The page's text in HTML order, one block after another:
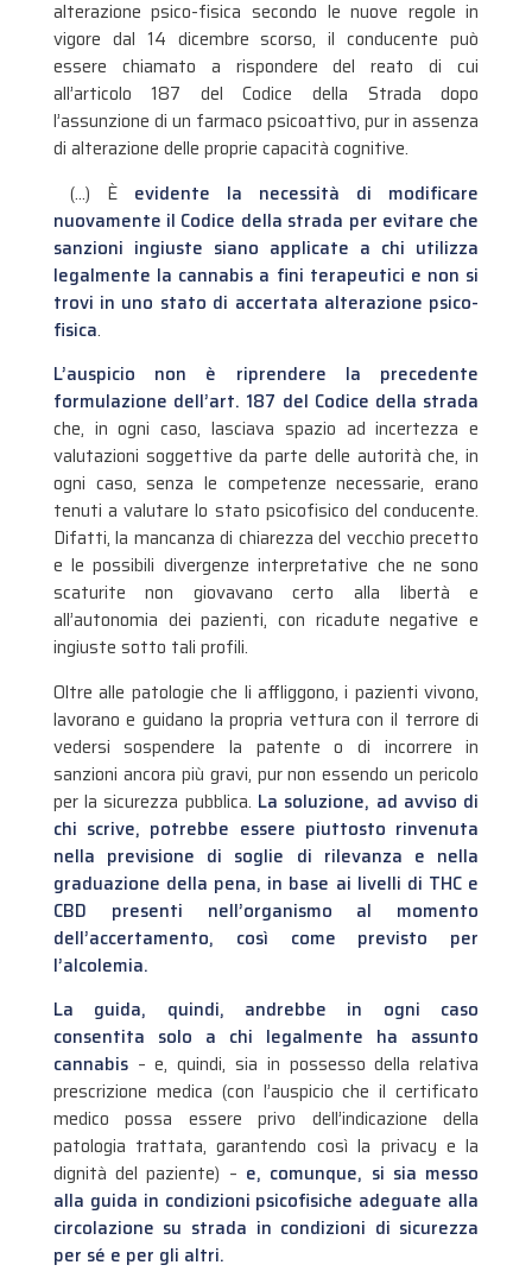
alterazione psico-fisica secondo le nuove regole in
vigore dal 14 dicembre scorso, il conducente può
essere chiamato a rispondere del reato di cui
all’articolo 187 del Codice della Strada dopo
l’assunzione di un farmaco psicoattivo, pur in assenza
di alterazione delle proprie capacità cognitive.
(…) Èevidente la necessità di modificare
nuovamente il Codice della strada per evitare che
sanzioni ingiuste siano applicate a chi utilizza
legalmente la cannabis a fini terapeutici e non si
trovi in uno stato di accertata alterazione psico-
fisica.
L’auspicio non è riprendere la precedente
formulazione dell’art. 187 del Codice della strada
che, in ogni caso, lasciava spazio ad incertezza e
valutazioni soggettive da parte delle autorità che, in
ogni caso, senza le competenze necessarie, erano
tenuti a valutare lo stato psicofisico del conducente.
Difatti, la mancanza di chiarezza del vecchio precetto
e le possibili divergenze interpretative che ne sono
scaturite non giovavano certo alla libertà e
all’autonomia dei pazienti, con ricadute negative e
ingiuste sotto tali profili.
Oltre alle patologie che li affliggono, i pazienti vivono,
lavorano e guidano la propria vettura con il terrore di
vedersi sospendere la patente o di incorrere in
sanzioni ancora più gravi, pur non essendo un pericolo
per la sicurezza pubblica. La soluzione, ad avviso di
chi scrive, potrebbe essere piuttosto rinvenuta
nella previsione di soglie di rilevanza e nella
graduazione della pena, in base ai livelli di THC e
CBD presenti nell’organismo al momento
dell’accertamento, così come previsto per
l’alcolemia.
La guida, quindi, andrebbe in ogni caso
consentita solo a chi legalmente ha assunto
cannabis– e, quindi, sia in possesso della relativa
prescrizione medica (con l’auspicio che il certificato
medico possa essere privo dell’indicazione della
patologia trattata, garantendo così la privacy e la
dignità del paziente) – e, comunque, si sia messo
alla guida in condizioni psicofisiche adeguate alla
circolazione su strada in condizioni di sicurezza
per sé e per gli altri.